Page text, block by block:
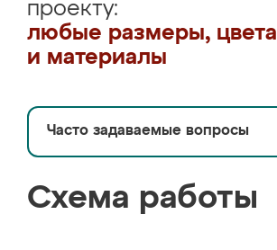
проекту:
любые размеры, цвета
и материалы
Часто задаваемые вопросы
Схема работы